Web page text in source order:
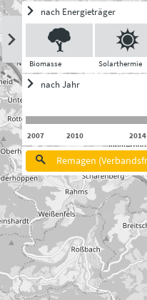
nach Energieträger
Biomasse Solarthermie
nach Jahr
2007 2010 2014